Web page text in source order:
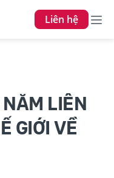
Liên hệ
LIÊN
GIỚI VỀ